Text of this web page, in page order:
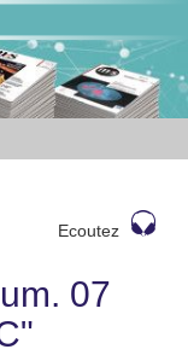
Ecoutez
07